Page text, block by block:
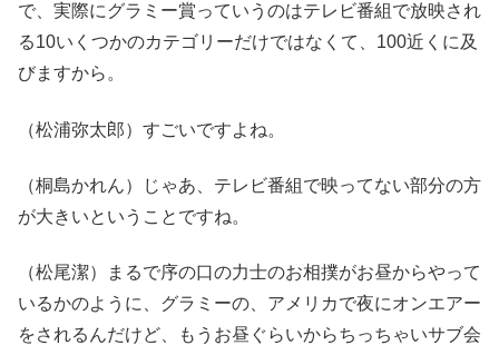
で、実際にグラミー賞っていうのはテレビ番組で放映され
る10いくつかのカテゴリーだけではなくて、100近くに及
びますから。
（松浦弥太郎）すごいですよね。
（桐島かれん）じゃあ、テレビ番組で映ってない部分の方
が大きいということですね。
（松尾潔）まるで序の口の力士のお相撲がお昼からやって
いるかのように、グラミーの、アメリカで夜にオンエアー
をされるんだけど、もうお昼ぐらいからちっちゃいサブ会